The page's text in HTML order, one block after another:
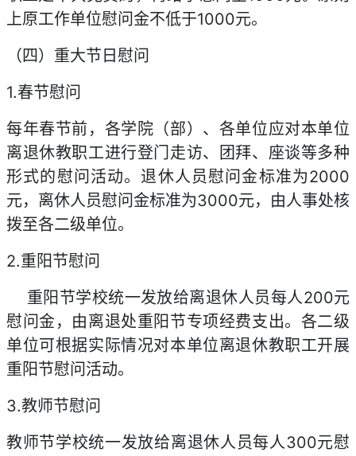
上原工作单位慰问金不低于1000元。
（四）重大节日慰问
1.春节慰问
每年春节前，各学院（部）、各单位应对本单位
离退休教职工进行登门走访、团拜、座谈等多种
形式的慰问活动。退休人员慰问金标准为2000
元，离休人员慰问金标准为3000元，由人事处核
拨至各二级单位。
2.重阳节慰问
重阳节学校统一发放给离退休人员每人200元
慰问金，由离退处重阳节专项经费支出。各二级
单位可根据实际情况对本单位离退休教职工开展
重阳节慰问活动。
3.教师节慰问
教师节学校统一发放给离退休人员每人300元慰